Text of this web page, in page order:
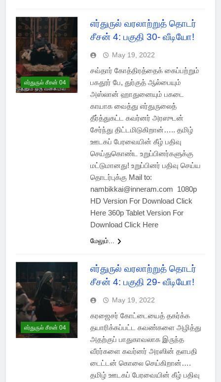
எர்துருல் சீசன் 04
எர்துருல் வரலாற்றுத் தொடர்
சீசன் 4: பகுதி 30- வீடியோ!
May 19, 2022
சவ்தார் கோத்திரத்தைக் கைப்பற்றும்
பகதூர் பே, துர்குத் ஆல்பையும்
அஸ்லான் ஹாதுனையும் பகடை
காயாக வைத்து எர்துருலைத்
தீர்த்துகட்ட கவர்னர் அரஸுடன்
சேர்ந்து திட்டமிடுகிறான்….. தமிழ்
ஊடகப் பேரவையின் கீழ் பதிவு
செய்துகொண்ட உறுப்பினர்களுக்கு
மட்டுமானது! உறுப்பினர் பதிவு செய்ய
தொடர்புக்கு Mail to:
nambikkai@inneram.com 1080p
HD Version For Download Click
Here 360p Tablet Version For
Download Click Here
மேலும்...
எர்துருல் சீசன் 04
எர்துருல் வரலாற்றுத் தொடர்
சீசன் 4: பகுதி 29- வீடியோ!
May 19, 2022
கரஜைசர் கோட்டையைத் தகர்க்க
தயாரிக்கப்பட்ட கவண்களை அழித்து
அதற்குப் பாதுகாவலாக இருந்த
வீரர்களை கவர்னர் அரஸின் தளபதி
டைட்டன் கொலை செய்கிறான்….
தமிழ் ஊடகப் பேரவையின் கீழ் பதிவு